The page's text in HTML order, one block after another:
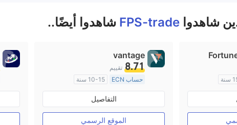
شاهدوا FPS-trade شاهدوا أيضًا..
٤
vantage
8.71 تقييم
حساب ECN
10-15 سنة
منظمة في أستراليا
صناعة السوق (MM)
رخصة كاملة ميتاتريدر ٤
التفاصيل
الموقع الرسمي